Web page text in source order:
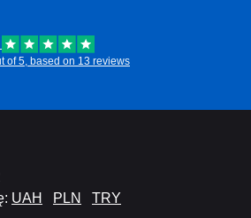
magii, którą
of 5, based on 13 reviews
UAH PLN TRY